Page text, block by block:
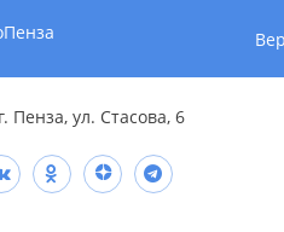
Пенза, ул. Стасова, 6